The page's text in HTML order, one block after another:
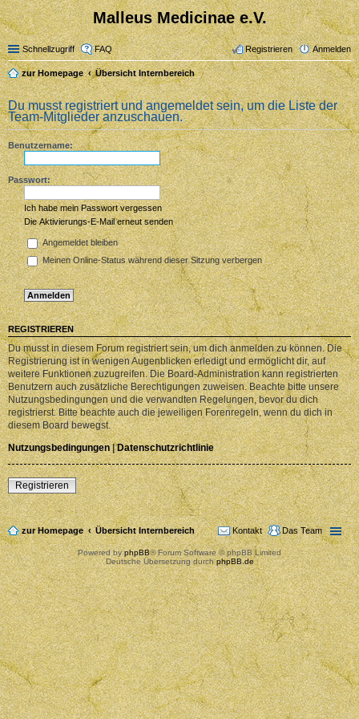
Malleus Medicinae e.V.
Schnellzugriff FAQ Anmelden
Registrieren
zur Homepage Übersicht Internbereich
Du musst registriert und angemeldet sein, um die Liste der
Team-Mitglieder anzuschauen.
Benutzername:
Passwort:
Ich habe mein Passwort vergessen
Die Aktivierungs-E-Mail erneut senden
Angemeldet bleiben
Meinen Online-Status während dieser Sitzung verbergen
REGISTRIEREN
Du musst in diesem Forum registriert sein, um dich anmelden zu können. Die
Registrierung ist in wenigen Augenblicken erledigt und ermöglicht dir, auf
weitere Funktionen zuzugreifen. Die Board-Administration kann registrierten
Benutzern auch zusätzliche Berechtigungen zuweisen. Beachte bitte unsere
Nutzungsbedingungen und die verwandten Regelungen, bevor du dich
registrierst. Bitte beachte auch die jeweiligen Forenregeln, wenn du dich in
diesem Board bewegst.
Nutzungsbedingungen|Datenschutzrichtlinie
Registrieren
zur Homepage Übersicht Internbereich Das Team
Kontakt
Powered byphpBB® Forum Software © phpBB Limited
Deutsche Übersetzung durchphpBB.de